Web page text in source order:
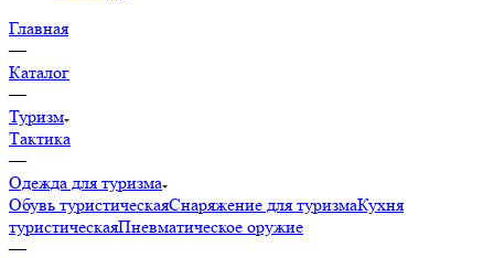
Главная
—
Каталог
—
Туризм
Тактика
—
Одежда для туризма
Обувь туристическаяСнаряжение для туризмаКухня
туристическаяПневматическое оружие
—